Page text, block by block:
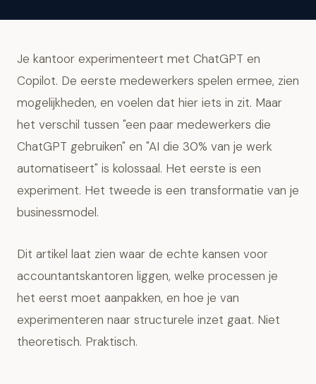
Je kantoor experimenteert met ChatGPT en
Copilot. De eerste medewerkers spelen ermee, zien
mogelijkheden, en voelen dat hier iets in zit. Maar
het verschil tussen "een paar medewerkers die
ChatGPT gebruiken" en "AI die 30% van je werk
automatiseert" is kolossaal. Het eerste is een
experiment. Het tweede is een transformatie van je
businessmodel.
Dit artikel laat zien waar de echte kansen voor
accountantskantoren liggen, welke processen je
het eerst moet aanpakken, en hoe je van
experimenteren naar structurele inzet gaat. Niet
theoretisch. Praktisch.